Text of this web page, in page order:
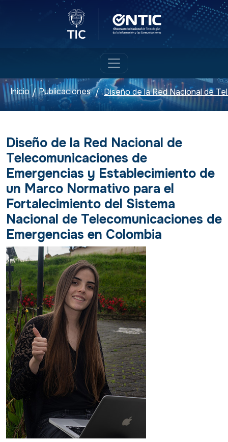
Logo del Ministerio TICLogo ONTIC
Inicio / Publicaciones /
Diseño de la Red Nacional de
Telecomunicaciones de
Emergencias y Establecimiento de
un Marco Normativo para el
Fortalecimiento del Sistema
Nacional de Telecomunicaciones de
Emergencias en Colombia